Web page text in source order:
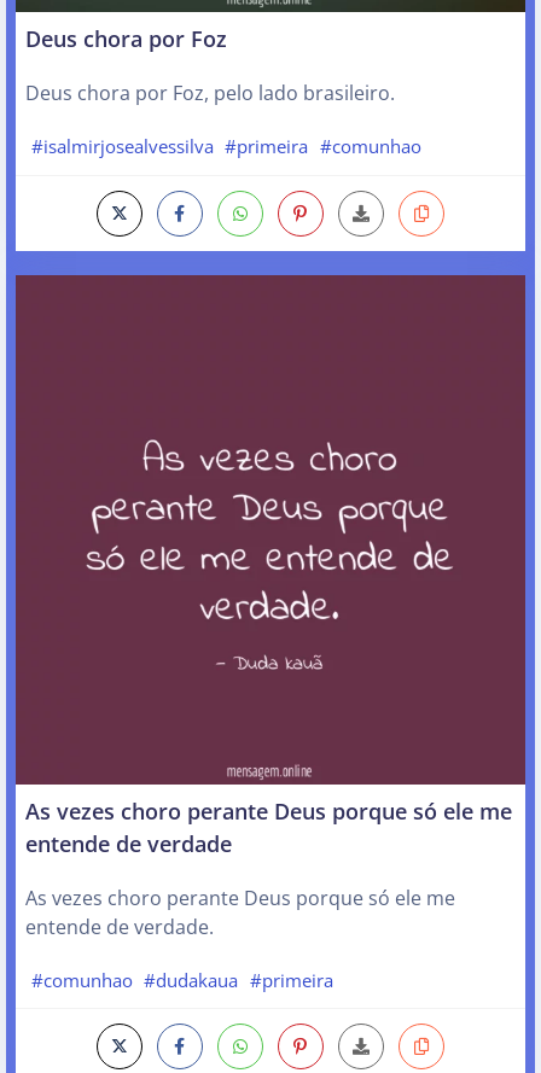
Deus chora por Foz
Deus chora por Foz, pelo lado brasileiro.
#isalmirjosealvessilva #primeira #comunhao
As vezes choro perante Deus porque só ele me
entende de verdade
As vezes choro perante Deus porque só ele me
entende de verdade.
#comunhao #dudakaua #primeira